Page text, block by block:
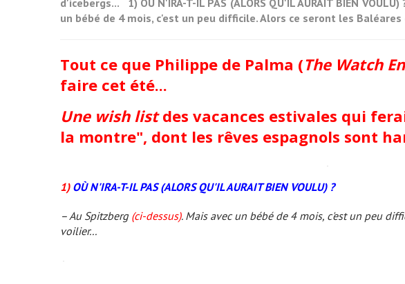
d'icebergs... 1) OÙ N'IRA-T-IL PAS (ALORS QU'IL AURAIT BIEN
un bébé de 4 mois, c'est un peu difficile. Alors ce seront les Baléares
Tout ce que Philippe de Palma (The Watch
faire cet été...
Une wish listdes vacances estivales qui
la montre", dont les rêves espagnols sont
1) OÙ N'IRA-T-IL PAS (ALORS QU'IL AURAIT BIEN VOULU) ?
– Au Spitzberg (ci-dessus). Mais avec un bébé de 4 mois, c'est un peu
voilier...